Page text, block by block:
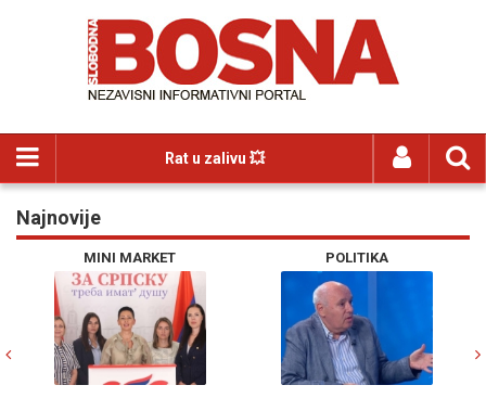
Rat u zalivu 💥
Najnovije
MINI MARKET POLITIKA